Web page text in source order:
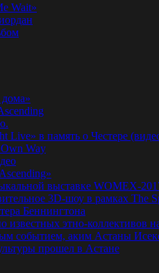
Wait»
Live» в память о Честере
Way
выставке WOMEX-
3D-шоу в рамках The
Беннингтона
известных этно-коллективов
событием, аким Астаны
прошел в Астане